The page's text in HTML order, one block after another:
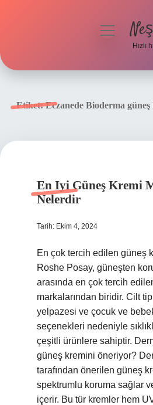
menüyü
Hızlı
Etiket:Eczanede Bioderma
En Iyi Güneş Kremi
Nelerdir
Tarih: Ekim 4, 2024
En çok tercih edilen güneş
Roshe Posay, güneşten
arasında en çok tercih
markalarından biridir. Cilt
yelpazesi ve çocuk ve
seçenekleri nedeniyle
çeşitli ürünlere sahiptir.
güneş kremini öneriyor?
tarafından önerilen güneş
spektrumlu koruma sağlar
içerir. Bu tür kremler hem